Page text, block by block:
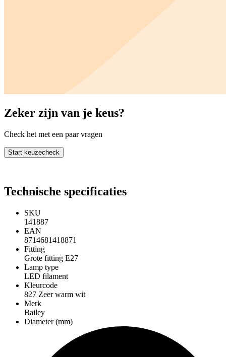
Zeker zijn van je keus?
Check het met een paar vragen
Start keuzecheck
Technische specificaties
SKU
141887
EAN
8714681418871
Fitting
Grote fitting E27
Lamp type
LED filament
Kleurcode
827 Zeer warm wit
Merk
Bailey
Diameter (mm)